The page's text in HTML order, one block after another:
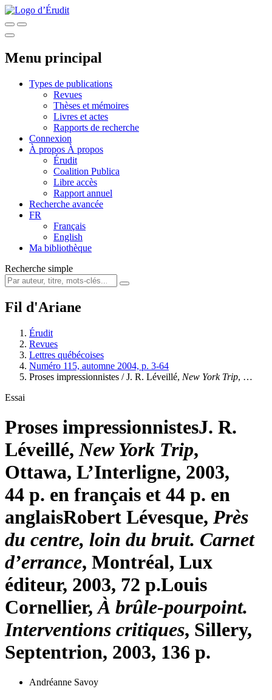
Menu principal
Types de publications
Revues
Thèses et mémoires
Livres et actes
Rapports de recherche
Connexion
À propos À propos
Érudit
Coalition Publica
Libre accès
Rapport annuel
Recherche avancée
FR
Français
English
Ma bibliothèque
Recherche simple
Fil d'Ariane
Érudit
Revues
Lettres québécoises
Numéro 115, automne 2004, p. 3-64
Proses impressionnistes / J. R. Léveillé, New York Trip, …
Essai
Proses impressionnistesJ. R.
Léveillé, New York Trip,
Ottawa, L’Interligne, 2003,
44 p. en français et 44 p. en
anglaisRobert Lévesque, Près
du centre, loin du bruit. Carnet
d’errance, Montréal, Lux
éditeur, 2003, 72 p.Louis
Cornellier,À brûle-pourpoint.
Interventions critiques, Sillery,
Septentrion, 2003, 136 p.
Andréanne Savoy